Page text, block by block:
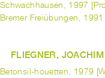
Schwachhausen, 1997
Bremer Freiübungen, 1991
FLIEGNER, JOACHIM
Betonsil-houetten, 1979